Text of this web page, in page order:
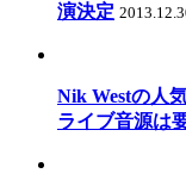
演決定
Nik Westの人
ライブ音源は